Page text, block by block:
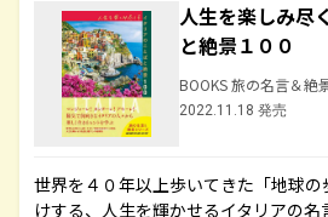
人生を楽しみ尽
と絶景１００
BOOKS 旅の名言＆絶
2022.11.18 発売
世界を４０年以上歩いてきた「地球
けする、人生を輝かせるイタリアの